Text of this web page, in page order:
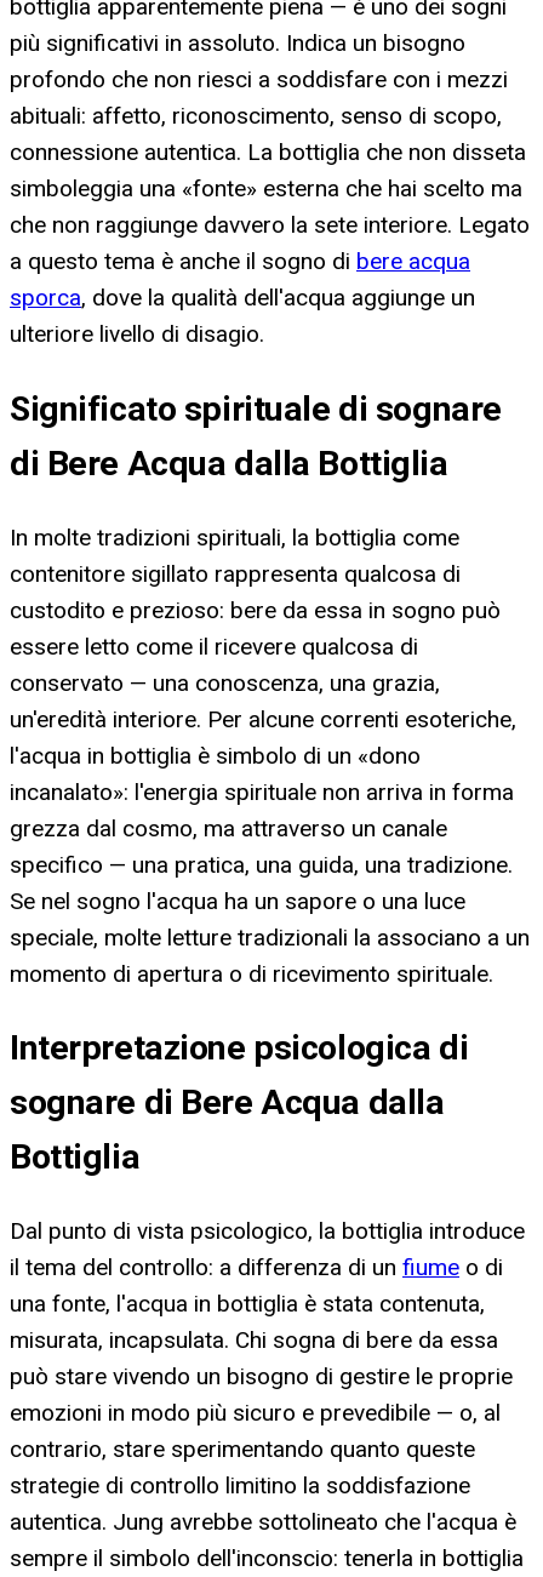
bottiglia apparentemente piena — è uno dei sogni
più significativi in assoluto. Indica un bisogno
profondo che non riesci a soddisfare con i mezzi
abituali: affetto, riconoscimento, senso di scopo,
connessione autentica. La bottiglia che non disseta
simboleggia una «fonte» esterna che hai scelto ma
che non raggiunge davvero la sete interiore. Legato
a questo tema è anche il sogno di bere acqua
sporca, dove la qualità dell'acqua aggiunge un
ulteriore livello di disagio.
Significato spirituale di sognare
di Bere Acqua dalla Bottiglia
In molte tradizioni spirituali, la bottiglia come
contenitore sigillato rappresenta qualcosa di
custodito e prezioso: bere da essa in sogno può
essere letto come il ricevere qualcosa di
conservato — una conoscenza, una grazia,
un'eredità interiore. Per alcune correnti esoteriche,
l'acqua in bottiglia è simbolo di un «dono
incanalato»: l'energia spirituale non arriva in forma
grezza dal cosmo, ma attraverso un canale
specifico — una pratica, una guida, una tradizione.
Se nel sogno l'acqua ha un sapore o una luce
speciale, molte letture tradizionali la associano a un
momento di apertura o di ricevimento spirituale.
Interpretazione psicologica di
sognare di Bere Acqua dalla
Bottiglia
Dal punto di vista psicologico, la bottiglia introduce
il tema del controllo: a differenza di un fiume o di
una fonte, l'acqua in bottiglia è stata contenuta,
misurata, incapsulata. Chi sogna di bere da essa
può stare vivendo un bisogno di gestire le proprie
emozioni in modo più sicuro e prevedibile — o, al
contrario, stare sperimentando quanto queste
strategie di controllo limitino la soddisfazione
autentica. Jung avrebbe sottolineato che l'acqua è
sempre il simbolo dell'inconscio: tenerla in bottiglia